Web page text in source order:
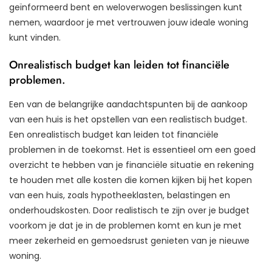
geïnformeerd bent en weloverwogen beslissingen kunt
nemen, waardoor je met vertrouwen jouw ideale woning
kunt vinden.
Onrealistisch budget kan leiden tot financiële
problemen.
Een van de belangrijke aandachtspunten bij de aankoop
van een huis is het opstellen van een realistisch budget.
Een onrealistisch budget kan leiden tot financiële
problemen in de toekomst. Het is essentieel om een goed
overzicht te hebben van je financiële situatie en rekening
te houden met alle kosten die komen kijken bij het kopen
van een huis, zoals hypotheeklasten, belastingen en
onderhoudskosten. Door realistisch te zijn over je budget
voorkom je dat je in de problemen komt en kun je met
meer zekerheid en gemoedsrust genieten van je nieuwe
woning.